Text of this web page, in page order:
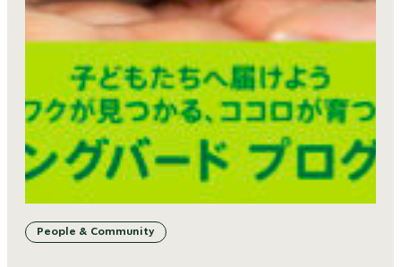
People & Community